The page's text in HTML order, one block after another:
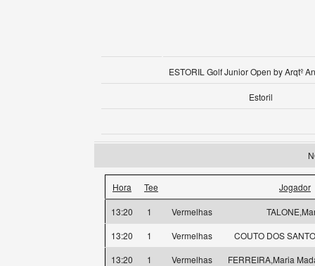
ESTORIL Golf Junior Open by Arqtº
Estoril
Hora Tee Jogador
13:20 1 Vermelhas
13:20
1 Vermelhas
COUTO DOS
13:20
1 Vermelhas FERREIRA,Maria